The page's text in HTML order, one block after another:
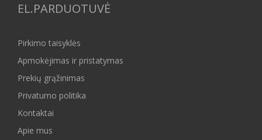
EL.PARDUOTUVĖ
Pirkimo taisyklės
Apmokėjimas ir pristatymas
Prekių grąžinimas
Privatumo politika
Kontaktai
Apie mus